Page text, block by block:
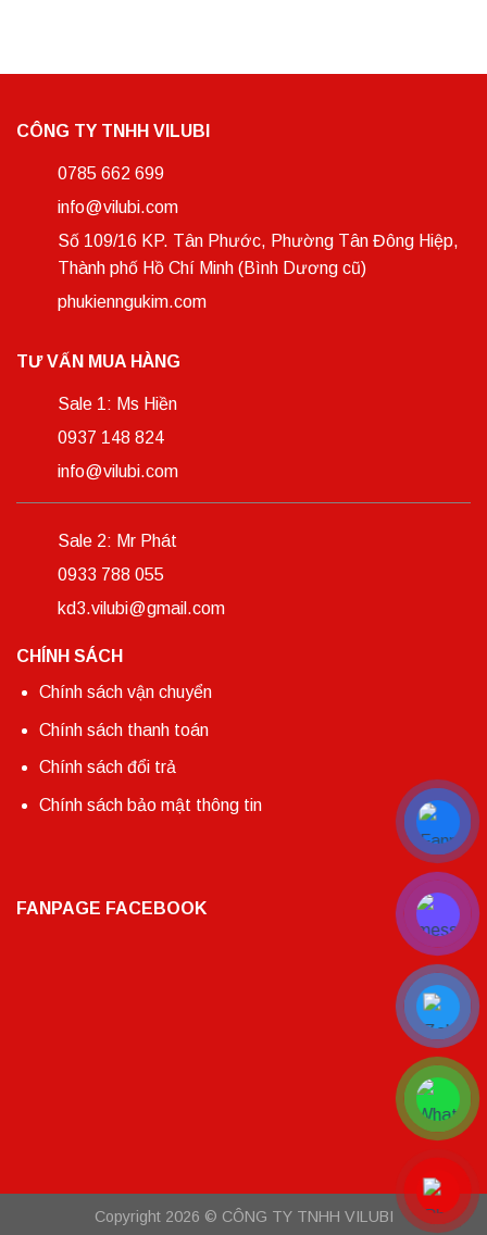
CÔNG TY TNHH VILUBI
0785 662 699
info@vilubi.com
Số 109/16 KP. Tân Phước, Phường Tân Đông Hiệp,
Thành phố Hồ Chí Minh (Bình Dương cũ)
phukienngukim.com
TƯ VẤN MUA HÀNG
Sale 1: Ms Hiền
0937 148 824
info@vilubi.com
Sale 2: Mr Phát
0933 788 055
kd3.vilubi@gmail.com
CHÍNH SÁCH
Chính sách vận chuyển
Chính sách thanh toán
Chính sách đổi trả
Chính sách bảo mật thông tin
FANPAGE FACEBOOK
Copyright 2026 © CÔNG TY TNHH VILUBI